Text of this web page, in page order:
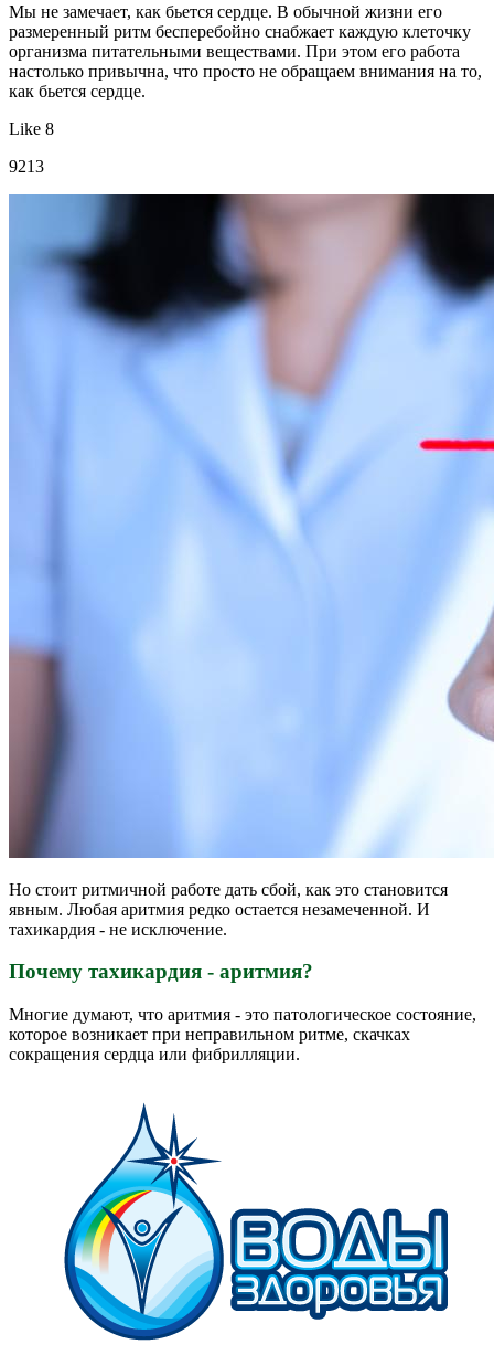
Мы не замечает, как бьется сердце. В обычной жизни его
размеренный ритм бесперебойно снабжает каждую клеточку
организма питательными веществами. При этом его работа
настолько привычна, что просто не обращаем внимания на то,
как бьется сердце.
Like 8
9213
Но стоит ритмичной работе дать сбой, как это становится
явным. Любая аритмия редко остается незамеченной. И
тахикардия - не исключение.
Почему тахикардия - аритмия?
Многие думают, что аритмия - это патологическое состояние,
которое возникает при неправильном ритме, скачках
сокращения сердца или фибрилляции.